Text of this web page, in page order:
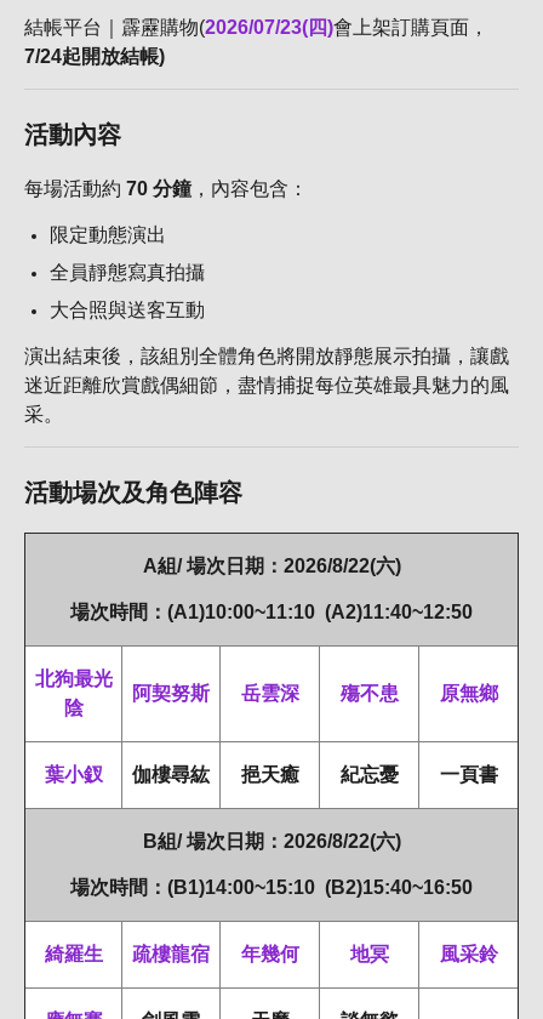
結帳平台｜霹靂購物(2026/07/23(四)會上架訂購頁面，
7/24起開放結帳)
活動內容
每場活動約 70 分鐘，內容包含：
限定動態演出
全員靜態寫真拍攝
大合照與送客互動
演出結束後，該組別全體角色將開放靜態展示拍攝，讓戲
迷近距離欣賞戲偶細節，盡情捕捉每位英雄最具魅力的風
采。
活動場次及角色陣容
A組/ 場次日期：2026/8/22(六)
場次時間：(A1)10:00~11:10 (A2)11:40~12:50
北狗最光
陰
阿契努斯 岳雲深 殤不患 原無鄉
葉小釵 伽樓尋紘 挹天癒 紀忘憂 一頁書
B組/ 場次日期：2026/8/22(六)
場次時間：(B1)14:00~15:10 (B2)15:40~16:50
綺羅生 疏樓龍宿 年幾何 地冥 風采鈴